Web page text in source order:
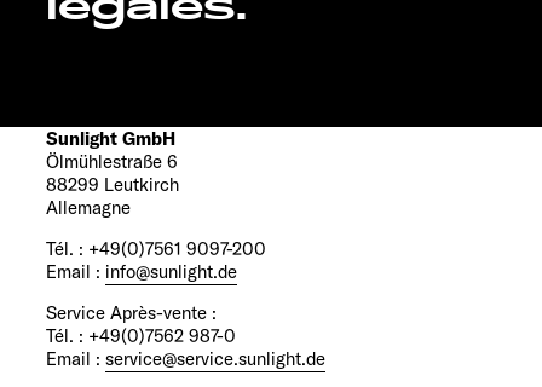
Sunlight
Nos concessionnaires
Découvrir
Service
Sunlight GmbH
Ölmühlestraße 6
88299 Leutkirch
Allemagne
Tél. : +49(0)7561 9097-200
Email : info@sunlight.de
Service Après-vente :
Tél. : +49(0)7562 987-0
Email : service@service.sunlight.de